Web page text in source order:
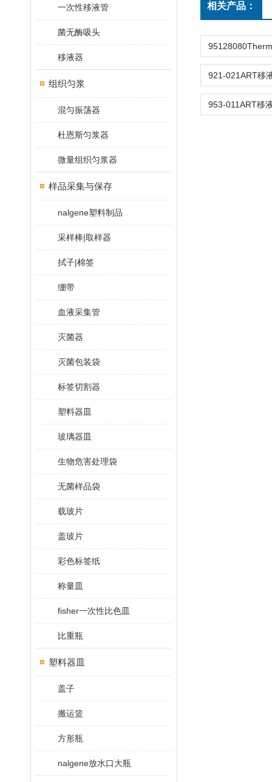
一次性移液管
菌无酶吸头
移液器
组织匀浆
混匀振荡器
杜恩斯匀浆器
微量组织匀浆器
样品采集与保存
nalgene塑料制品
采样棒|取样器
拭子|棉签
绷带
血液采集管
灭菌器
灭菌包装袋
标签切割器
塑料器皿
玻璃器皿
生物危害处理袋
无菌样品袋
载玻片
盖玻片
彩色标签纸
称量皿
fisher一次性比色皿
比重瓶
塑料器皿
盖子
搬运篮
方形瓶
nalgene放水口大瓶
相关产品：